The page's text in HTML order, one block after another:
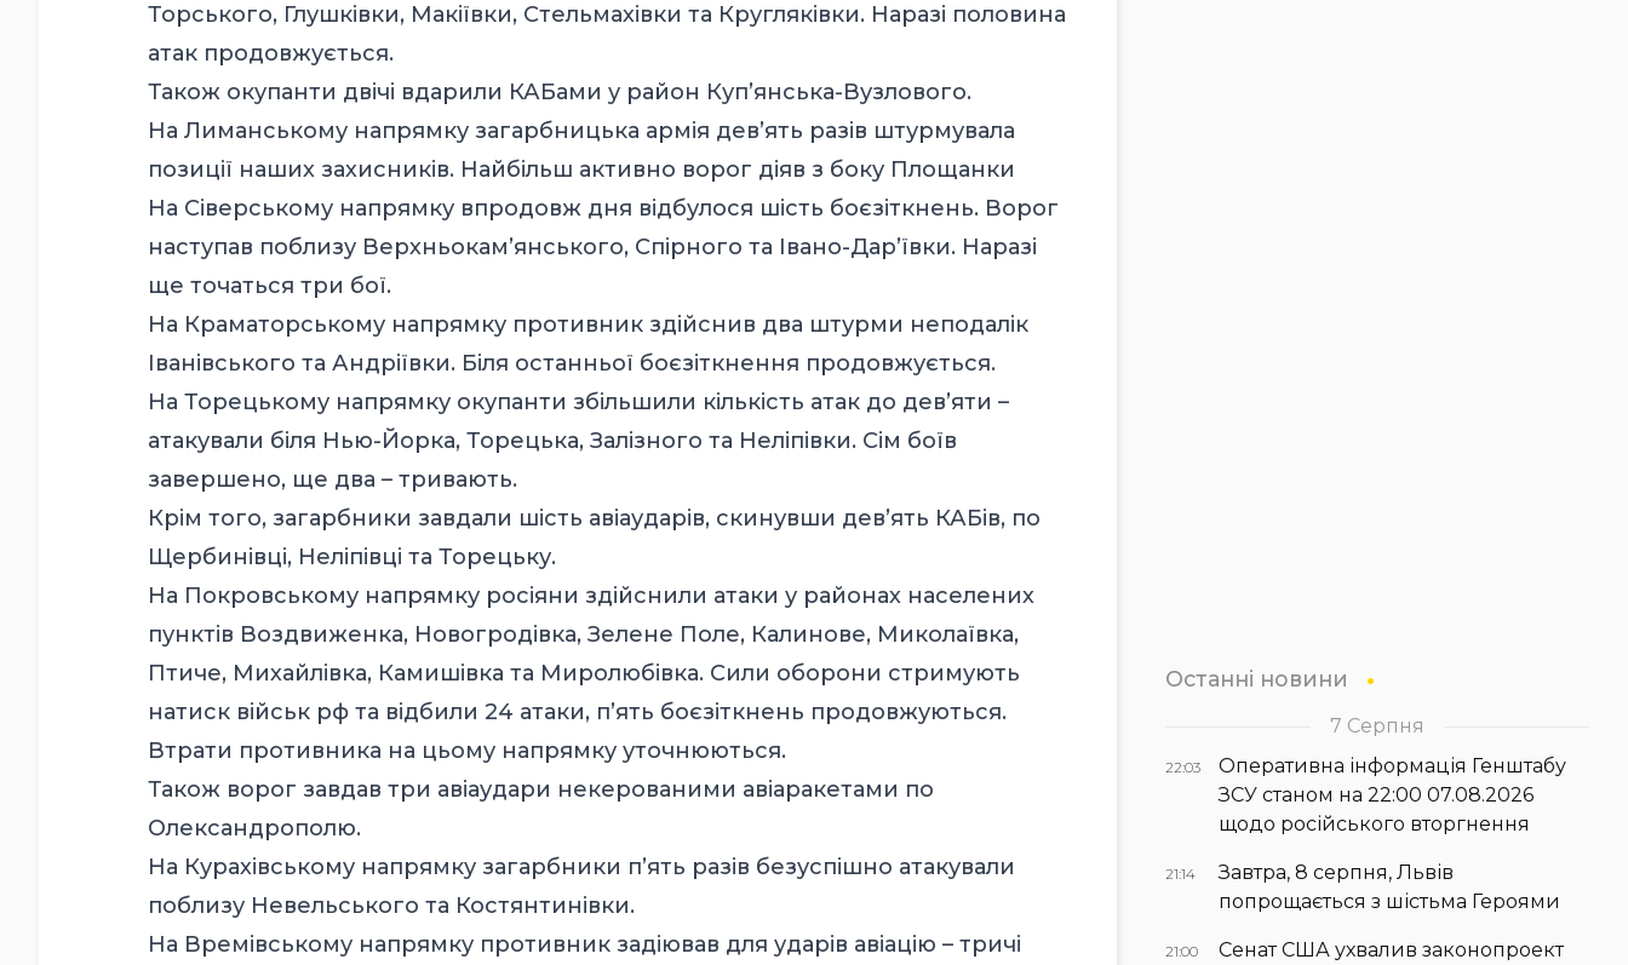
Торського, Глушківки, Макіївки, Стельмахівки та Кругляківки. Наразі половина
атак продовжується.
Також окупанти двічі вдарили КАБами у район Куп’янська-Вузлового.
На Лиманському напрямку загарбницька армія дев’ять разів штурмувала
позиції наших захисників. Найбільш активно ворог діяв з боку Площанки
На Сіверському напрямку впродовж дня відбулося шість боєзіткнень. Ворог
наступав поблизу Верхньокам’янського, Спірного та Івано-Дар’ївки. Наразі
ще точаться три бої.
На Краматорському напрямку противник здійснив два штурми неподалік
Іванівського та Андріївки. Біля останньої боєзіткнення продовжується.
На Торецькому напрямку окупанти збільшили кількість атак до дев’яти –
атакували біля Нью-Йорка, Торецька, Залізного та Неліпівки. Сім боїв
завершено, ще два – тривають.
Крім того, загарбники завдали шість авіаударів, скинувши дев’ять КАБів, по
Щербинівці, Неліпівці та Торецьку.
На Покровському напрямку росіяни здійснили атаки у районах населених
пунктів Воздвиженка, Новогродівка, Зелене Поле, Калинове, Миколаївка,
Птиче, Михайлівка, Камишівка та Миролюбівка. Сили оборони стримують
натиск військ рф та відбили 24 атаки, п’ять боєзіткнень продовжуються.
Втрати противника на цьому напрямку уточнюються.
Також ворог завдав три авіаудари некерованими авіаракетами по
Олександрополю.
На Курахівському напрямку загарбники п’ять разів безуспішно атакували
поблизу Невельського та Костянтинівки.
На Времівському напрямку противник задіював для ударів авіацію – тричі
Останні новини
7 Серпня
22:03
Оперативна інформація Генштабу
ЗСУ станом на 22:00 07.08.2026
щодо російського вторгнення
21:14
Завтра, 8 серпня, Львів
попрощається з шістьма Героями
21:00
Сенат США ухвалив законопроект